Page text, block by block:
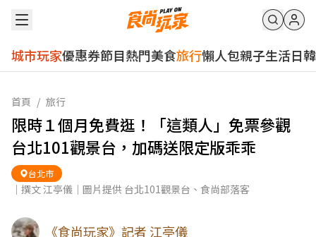
城市玩家優惠券節目熱門美食旅行懶人包親子生活日韓
首頁 / 旅行
限時１個月免費逛！「這類人」免票參觀
台北101觀景台，加碼送限定版乖乖
台北市
｜撰文 江亭儀｜圖片提供 台北101觀景台、食尚部落客
《食尚玩家》記者 江亭儀